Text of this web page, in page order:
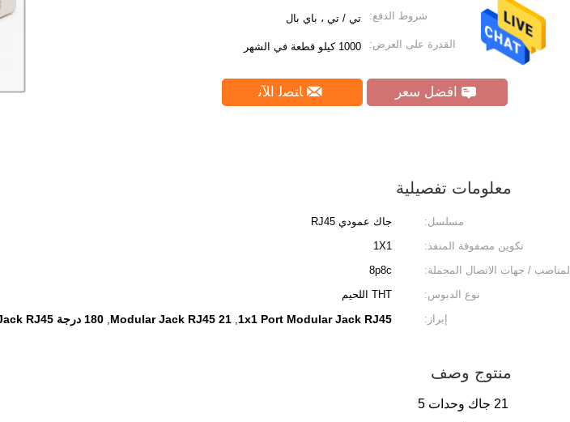
شروط الدفع: تي / تي ، باي بال
القدرة على العرض: 1000 كيلو قطعة في الشهر
افضل سعر ﺎﺘﺼﻟ ﺍﻶﻧ
معلومات تفصيلية
مسلسل: جاك عمودي RJ45
تكوين مصفوفة المنفذ:
1X1
/ جهات الاتصال المحملة:
8p8c
نوع الدبوس:
THT اللحيم
إبراز:
1x1 Port Modular Jack RJ45
,
21 Modular Jack RJ45
, 180 درجة Modular Jack RJ45
منتوج وصف
21 جاك وحدات 5